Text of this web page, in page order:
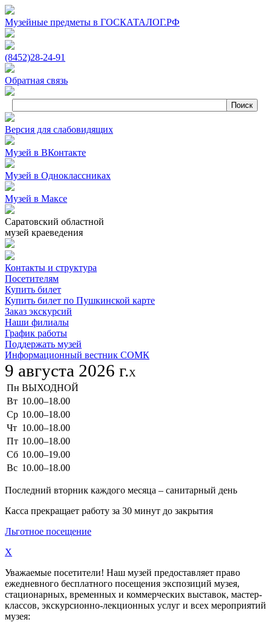
Музейные предметы в ГОСКАТАЛОГ.РФ
(8452)28‑24‑91
Обратная связь
Версия для слабовидящих
Музей в ВКонтакте
Музей в Одноклассниках
Музей в Максе
Саратовский областной
музей краеведения
Контакты и структура
Посетителям
Купить билет
Купить билет по Пушкинской карте
Заказ экскурсий
Наши филиалы
График работы
Поддержать музей
Информационный вестник СОМК
9 августа 2026 г.X
Пн ВЫХОДНОЙ
Вт 10.00–18.00
Ср 10.00–18.00
Чт 10.00–18.00
Пт 10.00–18.00
Сб 10.00–19.00
Вс 10.00–18.00
Последний вторник каждого месяца – санитарный день
Касса прекращает работу за 30 минут до закрытия
Льготное посещение
X
Уважаемые посетители! Наш музей предоставляет право
ежедневного бесплатного посещения экспозиций музея,
стационарных, временных и коммерческих выставок, мастер-
классов, экскурсионно-лекционных услуг и всех мероприятий
музея: